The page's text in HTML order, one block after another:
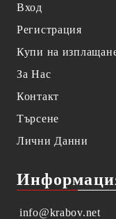
Вход
Регистрация
Купи на
За Нас
Контакт
Търсене
Лични Данни
info@krabov.net